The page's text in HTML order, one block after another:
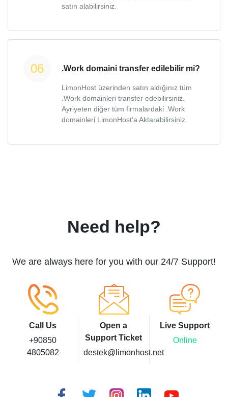
satın alabilirsiniz.
.Work domaini transfer edilebilir mi?
LimonHost üzerinden satın aldığınız tüm
.Work domainleri transfer edebilirsiniz.
Ayriyeten diğer tüm firmalardaki .Work
domainleri LimonHost’a Aktarabilirsiniz.
Need help?
We are always here for you with our 24/7 Support!
Call Us
+90850
4805082
Open a
Support Ticket
destek@limonhost.net
Live Support
Online